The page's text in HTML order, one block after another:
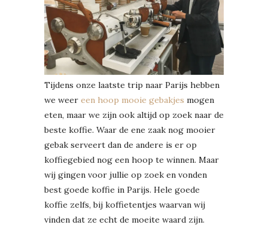
Tijdens onze laatste trip naar Parijs hebben
we weer een hoop mooie gebakjes mogen
eten, maar we zijn ook altijd op zoek naar de
beste koffie. Waar de ene zaak nog mooier
gebak serveert dan de andere is er op
koffiegebied nog een hoop te winnen. Maar
wij gingen voor jullie op zoek en vonden
best goede koffie in Parijs. Hele goede
koffie zelfs, bij koffietentjes waarvan wij
vinden dat ze echt de moeite waard zijn.